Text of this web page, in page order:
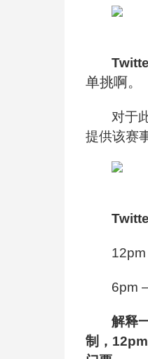
单挑啊。
对于
提供该赛
6pm
解释
制，